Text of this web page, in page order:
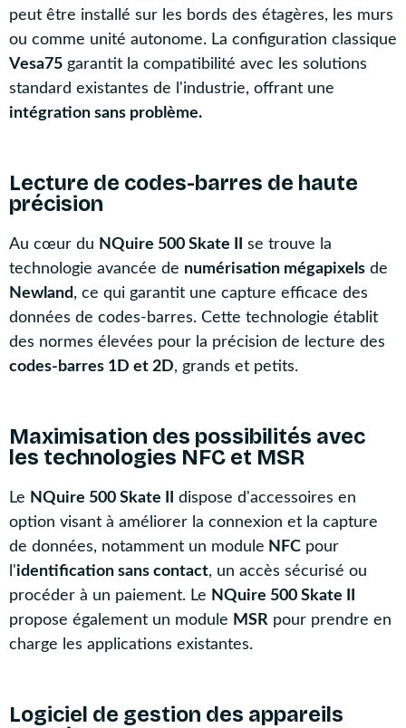
peut être installé sur les bords des étagères, les murs
ou comme unité autonome. La configuration classique
Vesa75 garantit la compatibilité avec les solutions
standard existantes de l'industrie, offrant une
intégration sans problème.
Lecture de codes-barres de haute
précision
Au cœur du NQuire 500 Skate II
se trouve la
technologie avancée de numérisation mégapixels de
Newland, ce qui garantit une capture efficace des
données de codes-barres. Cette technologie établit
des normes élevées pour la précision de lecture des
codes-barres 1D et 2D, grands et petits.
Maximisation des possibilités avec
les technologies NFC et MSR
Le NQuire 500 Skate II
dispose d'accessoires en
option visant à améliorer la connexion et la capture
de données, notamment un module NFC pour
l'identification sans contact, un accès sécurisé ou
procéder à un paiement. Le NQuire 500 Skate II
propose également un module MSR pour prendre en
charge les applications existantes.
Logiciel de gestion des appareils